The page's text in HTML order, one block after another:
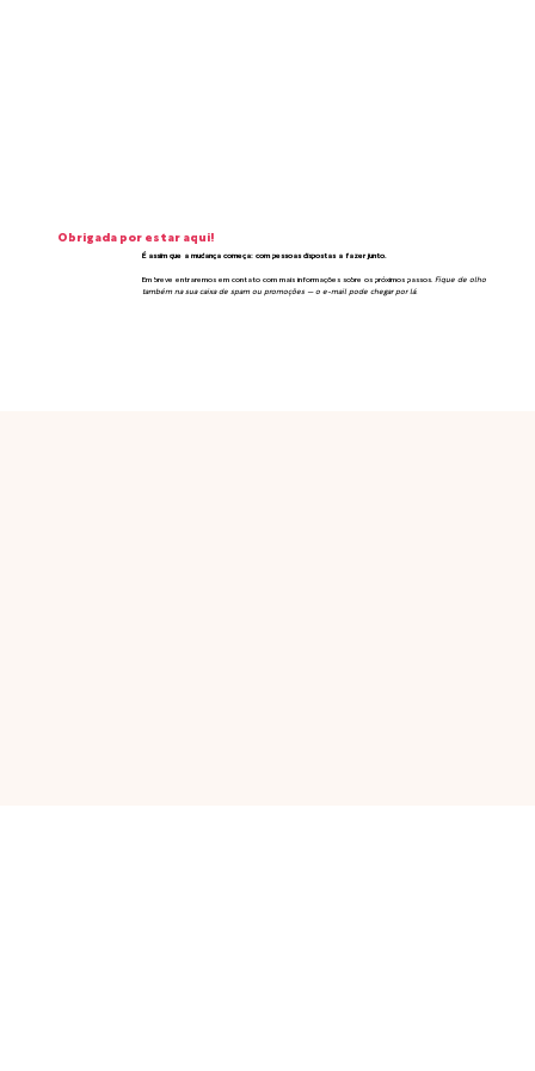
Obrigada por estar aqui!
É assim que a mudança começa: com pessoas dispostas a fazer junto.
Em breve entraremos em contato com mais informações sobre os próximos passos.
Fique de olho
também na sua caixa de spam ou promoções — o e-mail pode chegar por lá.